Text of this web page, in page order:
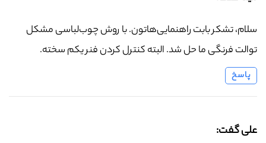
سلام، تشکر بابت راهنمایی‌هاتون. با روش چوب‌لباسی مشکل
توالت فرنگی ما حل شد. البته کنترل کردن فنر یکم سخته.
پاسخ
علی گفت: